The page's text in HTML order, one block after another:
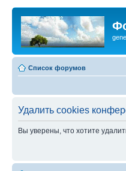
Список форумов
Удалить cookies
Вы уверены, что хотите